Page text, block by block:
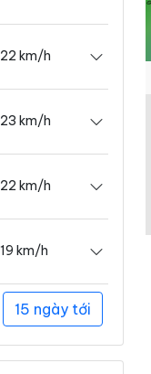
22 km/h
23 km/h
22 km/h
19 km/h
15 ngày tới